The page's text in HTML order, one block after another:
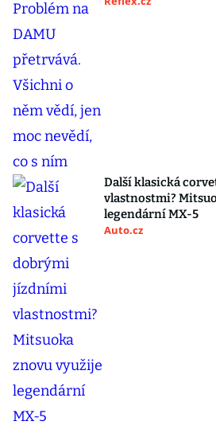
Další klasická
vlastnostmi?
legendární MX-5
Auto.cz